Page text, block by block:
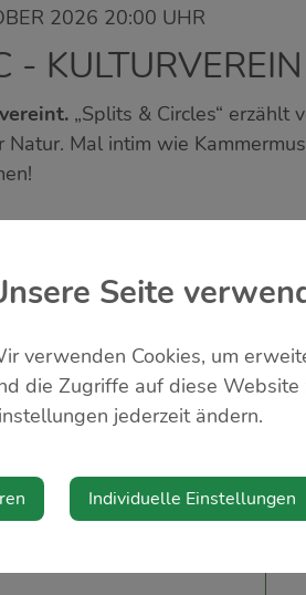
2026 20:00 UHR
„Splits & Circles“ erzählt
Mal intim wie
Seite
verwenden Cookies, um
die Zugriffe auf diese Website
jederzeit ändern.
Individuelle Einstellungen